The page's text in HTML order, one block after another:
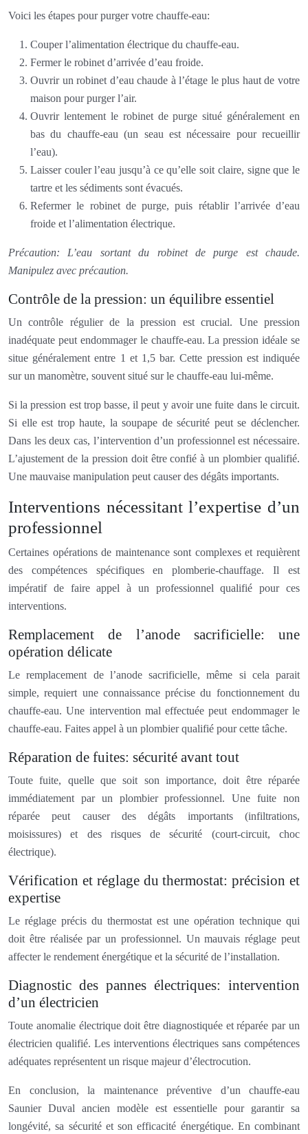
Voici les étapes pour purger votre chauffe-eau:
Couper l’alimentation électrique du chauffe-eau.
Fermer le robinet d’arrivée d’eau froide.
Ouvrir un robinet d’eau chaude à l’étage le plus haut de votre
maison pour purger l’air.
Ouvrir lentement le robinet de purge situé généralement en
bas du chauffe-eau (un seau est nécessaire pour recueillir
l’eau).
Laisser couler l’eau jusqu’à ce qu’elle soit claire, signe que le
tartre et les sédiments sont évacués.
Refermer le robinet de purge, puis rétablir l’arrivée d’eau
froide et l’alimentation électrique.
Précaution: L’eau sortant du robinet de purge est chaude.
Manipulez avec précaution.
Contrôle de la pression: un équilibre essentiel
Un contrôle régulier de la pression est crucial. Une pression
inadéquate peut endommager le chauffe-eau. La pression idéale se
situe généralement entre 1 et 1,5 bar. Cette pression est indiquée
sur un manomètre, souvent situé sur le chauffe-eau lui-même.
Si la pression est trop basse, il peut y avoir une fuite dans le circuit.
Si elle est trop haute, la soupape de sécurité peut se déclencher.
Dans les deux cas, l’intervention d’un professionnel est nécessaire.
L’ajustement de la pression doit être confié à un plombier qualifié.
Une mauvaise manipulation peut causer des dégâts importants.
Interventions nécessitant l’expertise d’un
professionnel
Certaines opérations de maintenance sont complexes et requièrent
des compétences spécifiques en plomberie-chauffage. Il est
impératif de faire appel à un professionnel qualifié pour ces
interventions.
Remplacement de l’anode sacrificielle: une
opération délicate
Le remplacement de l’anode sacrificielle, même si cela parait
simple, requiert une connaissance précise du fonctionnement du
chauffe-eau. Une intervention mal effectuée peut endommager le
chauffe-eau. Faites appel à un plombier qualifié pour cette tâche.
Réparation de fuites: sécurité avant tout
Toute fuite, quelle que soit son importance, doit être réparée
immédiatement par un plombier professionnel. Une fuite non
réparée peut causer des dégâts importants (infiltrations,
moisissures) et des risques de sécurité (court-circuit, choc
électrique).
Vérification et réglage du thermostat: précision et
expertise
Le réglage précis du thermostat est une opération technique qui
doit être réalisée par un professionnel. Un mauvais réglage peut
affecter le rendement énergétique et la sécurité de l’installation.
Diagnostic des pannes électriques: intervention
d’un électricien
Toute anomalie électrique doit être diagnostiquée et réparée par un
électricien qualifié. Les interventions électriques sans compétences
adéquates représentent un risque majeur d’électrocution.
En conclusion, la maintenance préventive d’un chauffe-eau
Saunier Duval ancien modèle est essentielle pour garantir sa
longévité, sa sécurité et son efficacité énergétique. En combinant